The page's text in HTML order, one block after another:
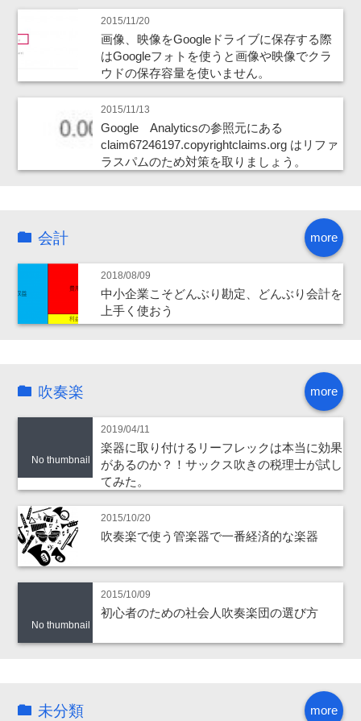
2015/11/20
画像、映像をGoogleドライブに保存する際
はGoogleフォトを使うと画像や映像でクラ
ウドの保存容量を使いません。
2015/11/13
Google Analyticsの参照元にある
claim67246197.copyrightclaims.org はリファ
ラスパムのため対策を取りましょう。
more
会計
2018/08/09
中小企業こそどんぶり勘定、どんぶり会計を
上手く使おう
more
吹奏楽
No thumbnail
2019/04/11
楽器に取り付けるリーフレックは本当に効果
があるのか？！サックス吹きの税理士が試し
てみた。
2015/10/20
吹奏楽で使う管楽器で一番経済的な楽器
No thumbnail
2015/10/09
初心者のための社会人吹奏楽団の選び方
more
未分類